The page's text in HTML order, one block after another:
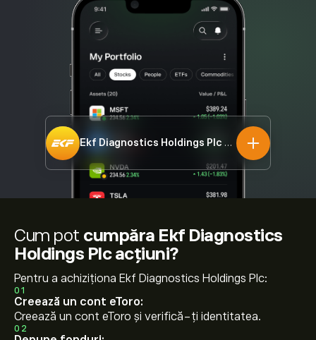
Ekf Diagnostics Holdings Plc EKF.L
Cum pot cumpăra Ekf Diagnostics
Holdings Plc acțiuni?
Pentru a achiziționa Ekf Diagnostics Holdings Plc:
01
Creează un cont eToro:
Creează un cont eToro și verifică-ți identitatea.
02